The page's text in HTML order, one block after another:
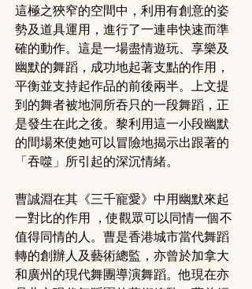
這極之狹窄的空間中，利用有創意的姿
勢及道具運用，進行了一連串快速而準
確的動作。這是一場盡情遊玩、享樂及
幽默的舞蹈，成功地起著支點的作用，
平衡並支持起作品的前後兩半。上文提
到的舞者被地洞所吞只的一段舞蹈，正
是發生在此之後。黎利用這一小段幽默
的間場來使她可以冒險地揭示出跟著的
「吞噬」所引起的深沉情緒。
曹誠淵在其《三千寵愛》中用幽默來起
一對比的作用 ，使觀眾可以同情一個不
值得同情的人。曹是香港城市當代舞蹈
轉的創辦人及藝術總監，亦曾於加拿大
和廣州的現代舞團導演舞蹈。他現在亦